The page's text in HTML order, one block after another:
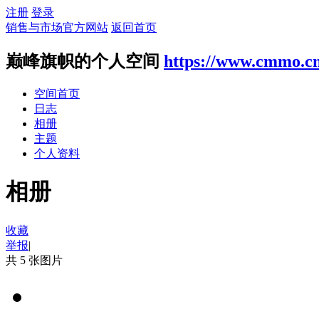
注册 登录
销售与市场官方网站 返回首页
巅峰旗帜的个人空间 https://
空间首页
日志
相册
主题
个人资料
相册
收藏
举报|
共 5 张图片